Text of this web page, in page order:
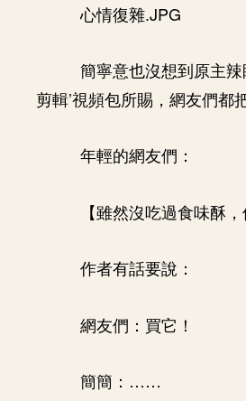
心情復雜.JPG
簡寧意也沒想到原主
剪輯’視頻包所賜，網友們都
年輕的網友們：
【雖然沒吃過食味酥
作者有話要說：
網友們：買它！
簡簡：……